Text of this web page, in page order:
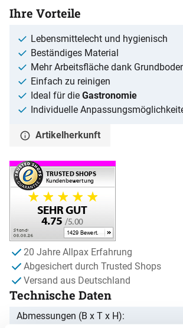
Ihre Vorteile
Lebensmittelecht und hygienisch
Beständiges Material
Mehr Arbeitsfläche dank
Einfach zu reinigen
Ideal für die Gastronomie
Individuelle
Artikelherkunft
20 Jahre Allpax Erfahrung
Abgesichert durch Trusted Shops
Versand aus Deutschland
Technische Daten
Abmessungen (B x T x H)